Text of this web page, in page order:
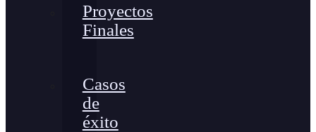
Proyectos
Finales
Casos
de
éxito